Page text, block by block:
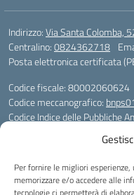
Per fornire le migliori
memorizzare e/o accedere alle
Indirizzo:Via Santa Colomba,
Centralino:0824362718
Posta elettronica certificata
Codice fiscale: 80002060624
Codice meccanografico:
Codice Indice delle Pubbliche
Codice Univoco per le fatture
Liceo Scientifico "Gaetano